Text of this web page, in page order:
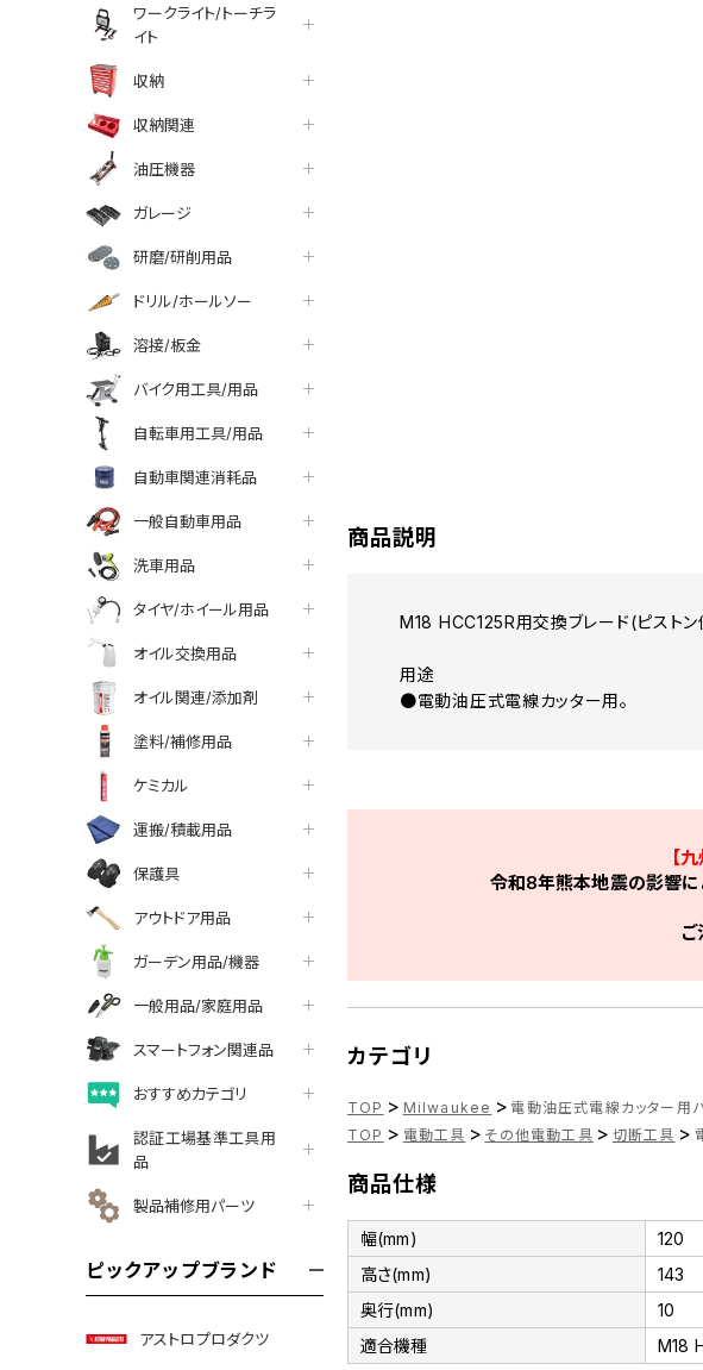
ワークライト/トーチラ
イト
収納
収納関連
油圧機器
ガレージ
研磨/研削用品
ドリル/ホールソー
溶接/板金
バイク用工具/用品
自転車用工具/用品
自動車関連消耗品
一般自動車用品
洗車用品
タイヤ/ホイール用品
オイル交換用品
オイル関連/添加剤
塗料/補修用品
ケミカル
運搬/積載用品
保護具
アウトドア用品
ガーデン用品/機器
一般用品/家庭用品
スマートフォン関連品
おすすめカテゴリ
認証工場基準工具用
品
製品補修用パーツ
ピックアップブランド
アストロプロダクツ
facebook
line
商品説明
M18 HCC125R用交換ブレード(ピストン
用途
●電動油圧式電線カッター用。
【
令和8年熊本地震の影響に
ご
カテゴリ
TOP > Milwaukee > 電動油圧式電線カッター
TOP > 電動工具 > その他電動工具 > 切断工具 >
商品仕様
幅(mm)
120
高さ(mm)
143
奥行(mm)
10
適合機種
M18